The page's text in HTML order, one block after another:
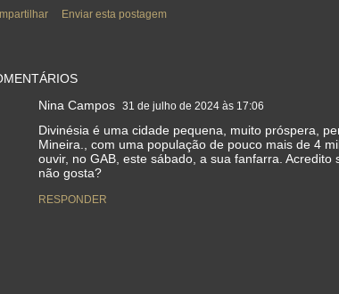
Enviar esta postagem
Nina Campos 31 de julho de 2024 às 17:06
Divinésia é uma cidade pequena, muito próspera,
Mineira., com uma população de pouco mais de 4
ouvir, no GAB, este sábado, a sua fanfarra.
não gosta?
RESPONDER